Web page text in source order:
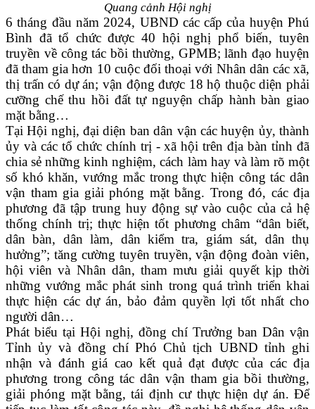
Quang cảnh Hội nghị
6 tháng đầu năm 2024, UBND các cấp của huyện Phú
Bình đã tổ chức được 40 hội nghị phổ biến, tuyên
truyền về công tác bồi thường, GPMB; lãnh đạo huyện
đã tham gia hơn 10 cuộc đối thoại với Nhân dân các xã,
thị trấn có dự án; vận động được 18 hộ thuộc diện phải
cưỡng chế thu hồi đất tự nguyện chấp hành bàn giao
mặt bằng…
Tại Hội nghị, đại diện ban dân vận các huyện ủy, thành
ủy và các tổ chức chính trị - xã hội trên địa bàn tỉnh đã
chia sẻ những kinh nghiệm, cách làm hay và làm rõ một
số khó khăn, vướng mắc trong thực hiện công tác dân
vận tham gia giải phóng mặt bằng. Trong đó, các địa
phương đã tập trung huy động sự vào cuộc của cả hệ
thống chính trị; thực hiện tốt phương châm “dân biết,
dân bàn, dân làm, dân kiểm tra, giám sát, dân thụ
hưởng”; tăng cường tuyên truyền, vận động đoàn viên,
hội viên và Nhân dân, tham mưu giải quyết kịp thời
những vướng mắc phát sinh trong quá trình triển khai
thực hiện các dự án, bảo đảm quyền lợi tốt nhất cho
người dân…
Phát biểu tại Hội nghị, đồng chí Trưởng ban Dân vận
Tỉnh ủy và đồng chí Phó Chủ tịch UBND tỉnhghi
nhận và đánh giá cao kết quả đạt được của các địa
phương trong công tác dân vận tham gia bồi thường,
giải phóng mặt bằng, tái định cư thực hiện dự án. Để